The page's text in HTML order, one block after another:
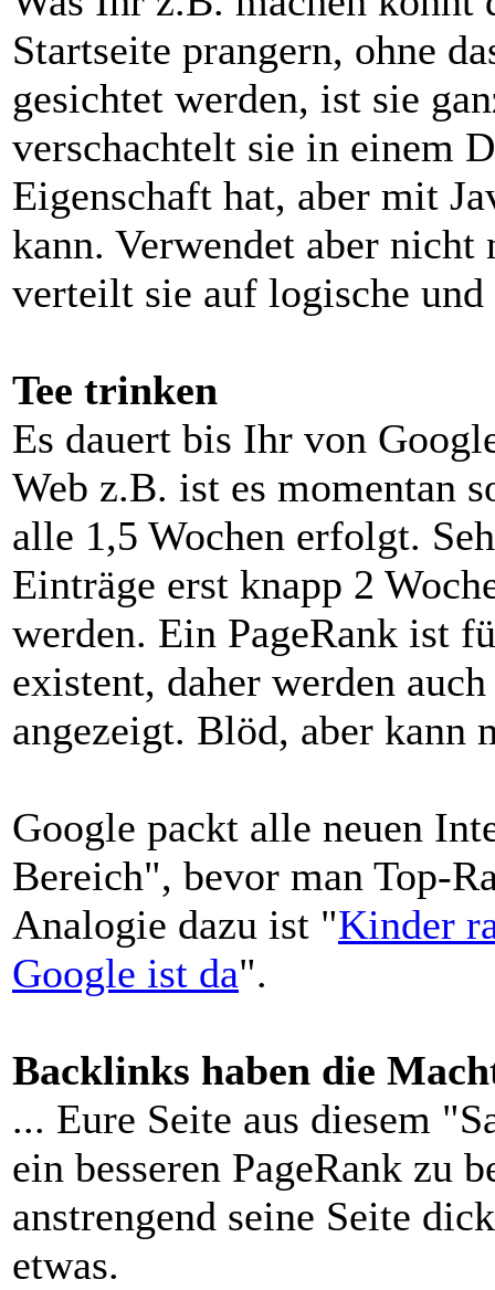
Startseite prangern, ohne
gesichtet werden, ist sie
verschachtelt sie in einem
Eigenschaft hat, aber mit
kann. Verwendet aber
verteilt sie auf logische und
Tee trinken
Es dauert bis Ihr von
Web z.B. ist es momentan
alle 1,5 Wochen erfolgt.
Einträge erst knapp 2
werden. Ein PageRank ist
existent, daher werden
angezeigt. Blöd, aber kann
Google packt alle neuen
Bereich", bevor man Top-
Analogie dazu ist "Kinder
Google ist da".
Backlinks haben die
... Eure Seite aus diesem
ein besseren PageRank zu
anstrengend seine Seite
etwas.